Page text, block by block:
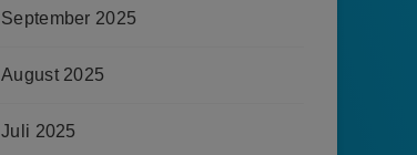
September 2025
August 2025
Juli 2025